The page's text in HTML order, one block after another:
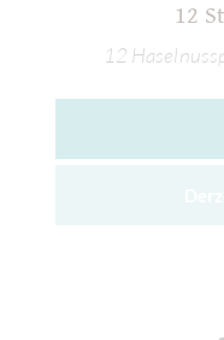
12
12